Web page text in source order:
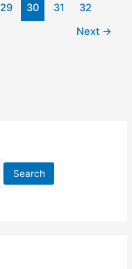
29 30 31
32
Next →
Search